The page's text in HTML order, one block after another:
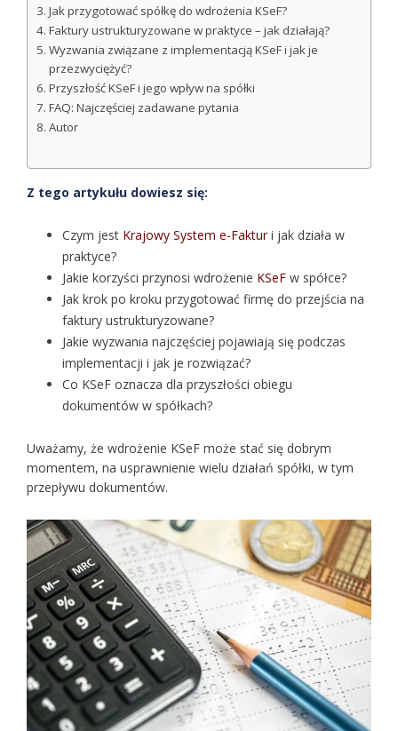
Jak przygotować spółkę do wdrożenia KSeF?
Faktury ustrukturyzowane w praktyce – jak działają?
Wyzwania związane z implementacją KSeF i jak je
przezwyciężyć?
Przyszłość KSeF i jego wpływ na spółki
FAQ: Najczęściej zadawane pytania
Autor
Z tego artykułu dowiesz się:
Czym jest Krajowy System e-Fakturi jak działa w
praktyce?
Jakie korzyści przynosi wdrożenie KSeF w spółce?
Jak krok po kroku przygotować firmę do przejścia na
faktury ustrukturyzowane?
Jakie wyzwania najczęściej pojawiają się podczas
implementacji i jak je rozwiązać?
Co KSeF oznacza dla przyszłości obiegu
dokumentów w spółkach?
Uważamy, że wdrożenie KSeF może stać się dobrym
momentem, na usprawnienie wielu działań spółki, w tym
przepływu dokumentów.